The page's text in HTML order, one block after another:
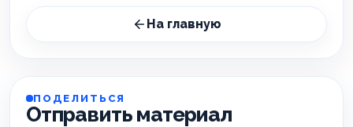
На главную
ПОДЕЛИТЬСЯ
Отправить материал